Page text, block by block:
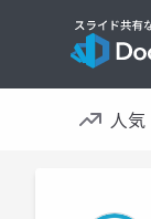
人気